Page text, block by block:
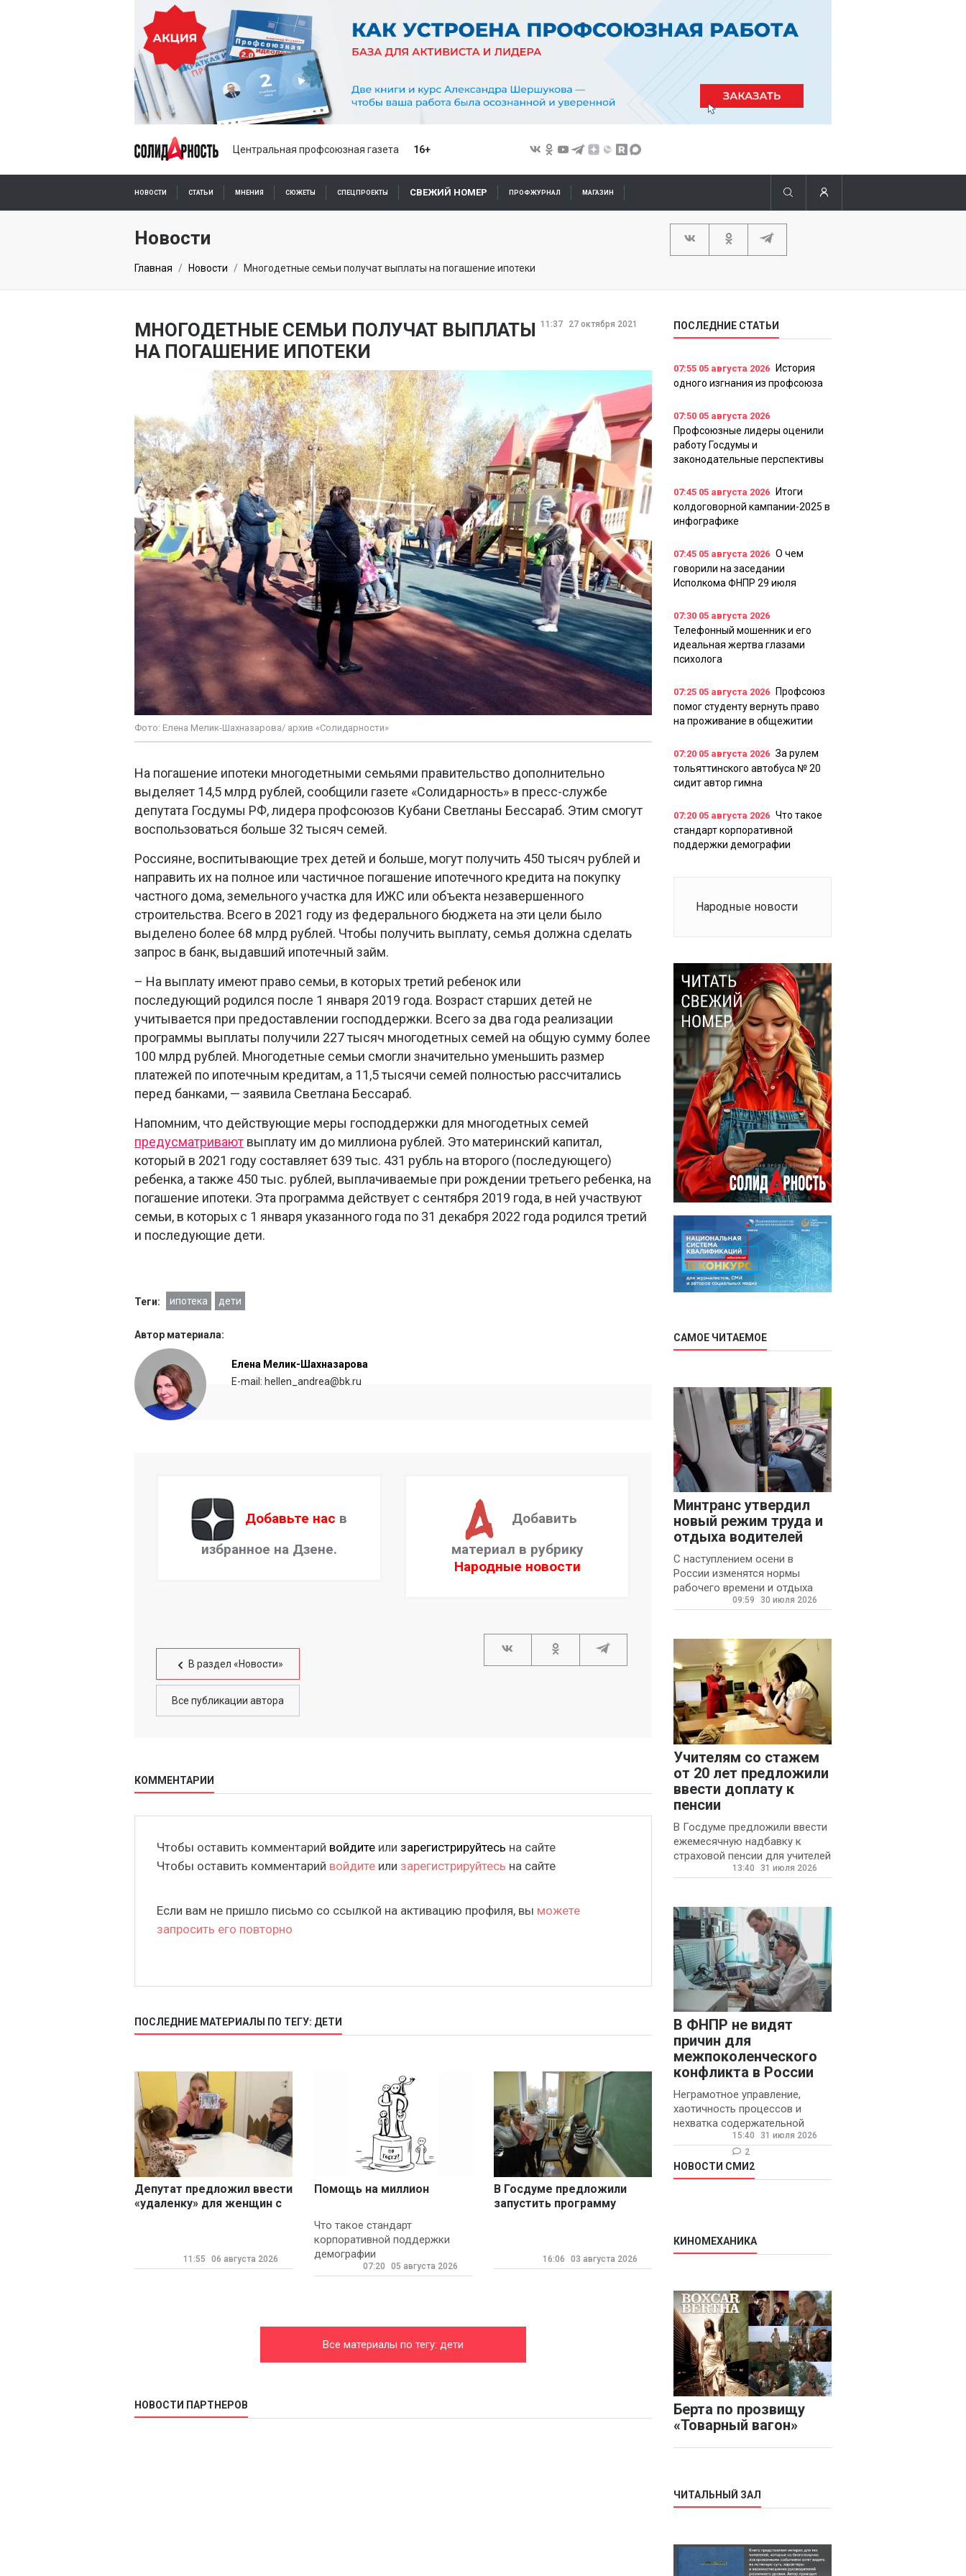
Центральная профсоюзная газета 16+
НОВОСТИ СТАТЬИ МНЕНИЯ СЮЖЕТЫ СПЕЦПРОЕКТЫ СВЕЖИЙ НОМЕР ПРОФЖУРНАЛ МАГАЗИН
ПОДПИСКА ОНЛАЙН
Новости
Главная Новости Многодетные семьи получат выплаты на погашение ипотеки
11:37 27 октября 2021
МНОГОДЕТНЫЕ СЕМЬИ ПОЛУЧАТ ВЫПЛАТЫ
НА ПОГАШЕНИЕ ИПОТЕКИ
Фото: Елена Мелик-Шахназарова/ архив «Солидарности»
На погашение ипотеки многодетными семьями правительство дополнительно
выделяет 14,5 млрд рублей, сообщили газете «Солидарность» в пресс-службе
депутата Госдумы РФ, лидера профсоюзов Кубани Светланы Бессараб. Этим смогут
воспользоваться больше 32 тысяч семей.
Россияне, воспитывающие трех детей и больше, могут получить 450 тысяч рублей и
направить их на полное или частичное погашение ипотечного кредита на покупку
частного дома, земельного участка для ИЖС или объекта незавершенного
строительства. Всего в 2021 году из федерального бюджета на эти цели было
выделено более 68 млрд рублей. Чтобы получить выплату, семья должна сделать
запрос в банк, выдавший ипотечный займ.
– На выплату имеют право семьи, в которых третий ребенок или
последующий родился после 1 января 2019 года. Возраст старших детей не
учитывается при предоставлении господдержки. Всего за два года реализации
программы выплаты получили 227 тысяч многодетных семей на общую сумму более
100 млрд рублей. Многодетные семьи смогли значительно уменьшить размер
платежей по ипотечным кредитам, а 11,5 тысячи семей полностью рассчитались
перед банками, — заявила Светлана Бессараб.
Напомним, что действующие меры господдержки для многодетных семей
предусматривают выплату им до миллиона рублей. Это материнский капитал,
который в 2021 году составляет 639 тыс. 431 рубль на второго (последующего)
ребенка, а также 450 тыс. рублей, выплачиваемые при рождении третьего ребенка, на
погашение ипотеки. Эта программа действует с сентября 2019 года, в ней участвуют
семьи, в которых с 1 января указанного года по 31 декабря 2022 года родился третий
и последующие дети.
Теги: ипотека дети
Автор материала:
Елена Мелик-Шахназарова
E-mail: hellen_andrea@bk.ru
Добавьте нас в
избранное на Дзене.
Добавить
материал в рубрику
Народные новости
В раздел «Новости»
Все публикации автора
КОММЕНТАРИИ
Чтобы оставить комментарий войдите или зарегистрируйтесь на сайте
Чтобы оставить комментарий войдите или зарегистрируйтесь на сайте
Если вам не пришло письмо со ссылкой на активацию профиля, вы можете
запросить его повторно
ПОСЛЕДНИЕ МАТЕРИАЛЫ ПО ТЕГУ: ДЕТИ
Депутат предложил ввести
«удаленку» для женщин с
11:55 06 августа 2026
Помощь на миллион
Что такое стандарт
корпоративной поддержки
демографии
07:20 05 августа 2026
В Госдуме предложили
запустить программу
16:06 03 августа 2026
Все материалы по тегу: дети
НОВОСТИ ПАРТНЕРОВ
ПОСЛЕДНИЕ СТАТЬИ
07:55 05 августа 2026
История
одного изгнания из профсоюза
07:50 05 августа 2026
Профсоюзные лидеры оценили
работу Госдумы и
законодательные перспективы
07:45 05 августа 2026
Итоги
колдоговорной кампании-2025 в
инфографике
07:45 05 августа 2026 О чем
говорили на заседании
Исполкома ФНПР 29 июля
07:30 05 августа 2026
Телефонный мошенник и его
идеальная жертва глазами
психолога
07:25 05 августа 2026
Профсоюз
помог студенту вернуть право
на проживание в общежитии
07:20 05 августа 2026 За рулем
тольяттинского автобуса № 20
сидит автор гимна
07:20 05 августа 2026 Что такое
стандарт корпоративной
поддержки демографии
Народные новости
САМОЕ ЧИТАЕМОЕ
Минтранс утвердил
новый режим труда и
отдыха водителей
С наступлением осени в
России изменятся нормы
рабочего времени и отдыха
для автомобилистов.
09:59 30 июля 2026
Учителям со стажем
от 20 лет предложили
ввести доплату к
пенсии
В Госдуме предложили ввести
ежемесячную надбавку к
страховой пенсии для учителей
государственных и
13:40 31 июля 2026
В ФНПР не видят
причин для
межпоколенческого
конфликта в России
Неграмотное управление,
хаотичность процессов и
нехватка содержательной
обратной связи от
руководителя являются
основными причинами
конфликтов и раздражения в
15:40
31 июля 2026
2
НОВОСТИ СМИ2
КИНОМЕХАНИКА
Берта по прозвищу
«Товарный вагон»
ЧИТАЛЬНЫЙ ЗАЛ